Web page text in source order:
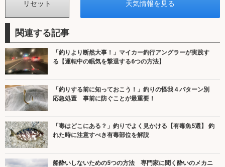
関連する記事
「釣りより断然大事！」マイカー釣行アングラーが実践す
る【運転中の眠気を撃退する6つの方法】
「釣りする前に知っておこう！」釣りの怪我４パターン別
応急処置 事前に防ぐことが最重要！
「毒はどこにある？」釣りでよく見かける【有毒魚5選】 釣
れた時に注意すべき有毒部位を解説
船酔いしないための5つの方法 専門家に聞く酔いのメカニ